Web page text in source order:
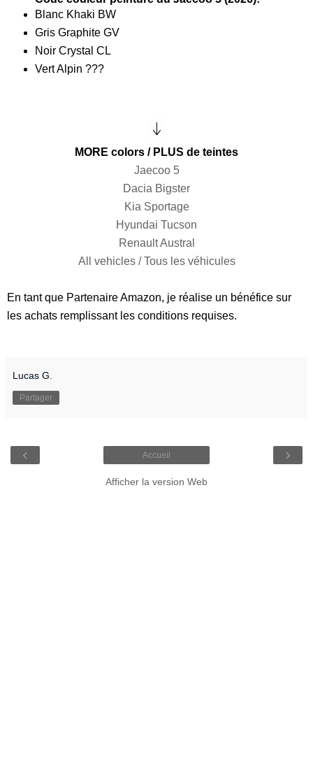
Blanc Khaki BW
Gris Graphite GV
Noir Crystal CL
Vert Alpin ???
MORE colors / PLUS de teintes
Jaecoo 5
Dacia Bigster
Kia Sportage
Hyundai Tucson
Renault Austral
All vehicles / Tous les véhicules
En tant que Partenaire Amazon, je réalise un bénéfice sur
les achats remplissant les conditions requises.
Lucas G.
Partager
‹ ›
Accueil
Afficher la version Web